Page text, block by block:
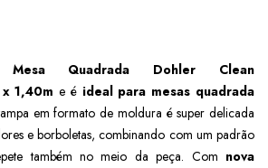
Quadrada Dohler Clean
x1,40m e é ideal para mesas quadrada
em formato de moldura é super delicada
e borboletas, combinando com um padrão
também no meio da peça. Com nova